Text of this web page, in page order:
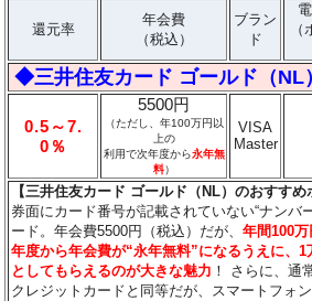
還元率
年会費
（税込）
ブラン
ド
◆三井住友カード ゴールド（NL
0.5～7.
0％
5500円
（ただし、年100万円以
上の
利用で次年度から永年無
料）
VISA
Master
【三井住友カード ゴールド（NL）のおすすめ
券面にカード番号が記載されていない“ナンバ
ード。年会費5500円（税込）だが、年間100
年度から年会費が“永年無料”になるうえに、1
としてもらえるのが大きな魅力 ！ さらに、通
クレジットカードと同等だが、スマートフォ